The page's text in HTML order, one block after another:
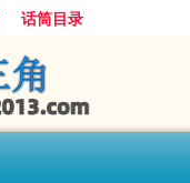
话筒目录